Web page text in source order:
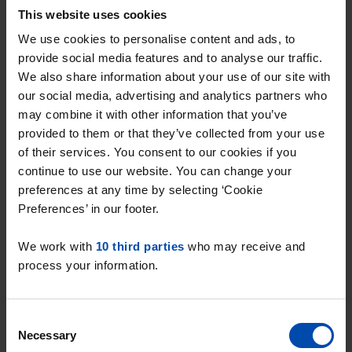
This website uses cookies
We use cookies to personalise content and ads, to
provide social media features and to analyse our traffic.
We also share information about your use of our site with
our social media, advertising and analytics partners who
may combine it with other information that you’ve
provided to them or that they’ve collected from your use
of their services. You consent to our cookies if you
continue to use our website. You can change your
preferences at any time by selecting ‘Cookie
Preferences’ in our footer.
We work with 10 third parties who may receive and
process your information.
Selection
Necessary
gemiddelde.
Deze cijfers zijn gebaseerd op16 objecten
die in Q1 van 2025 zijn aangeboden in de
vrije sector.
Overzicht huurprijzen & aanbod in
Heerlen (Q1-2025)
24.93